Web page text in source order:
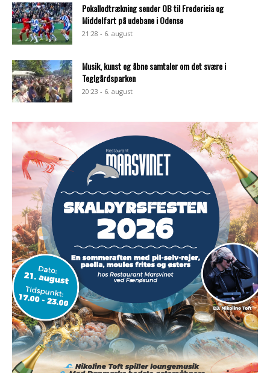
Pokallodtrækning sender OB til Fredericia og
Middelfart på udebane i Odense
21:28 - 6. august
Musik, kunst og åbne samtaler om det svære i
Teglgårdsparken
20:23 - 6. august